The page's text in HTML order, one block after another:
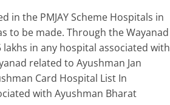
in the PMJAY Scheme Hospitals in
to be made. Through the Wayanad
in any hospital associated with
related to Ayushman Jan
Card Hospital List In
with Ayushman Bharat